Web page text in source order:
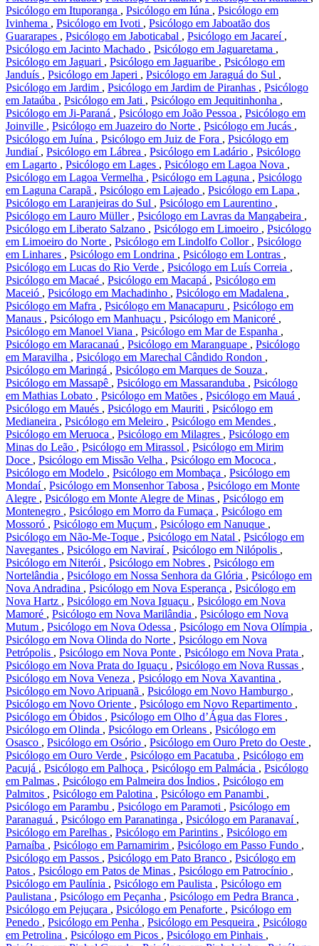
Psicólogo em Ituporanga , Psicólogo em Iúna , Psicólogo em
Ivinhema , Psicólogo em Ivoti , Psicólogo em Jaboatão dos
Guararapes , Psicólogo em Jaboticabal , Psicólogo em Jacareí ,
Psicólogo em Jacinto Machado , Psicólogo em Jaguaretama ,
Psicólogo em Jaguari , Psicólogo em Jaguaribe , Psicólogo em
Janduís , Psicólogo em Japeri , Psicólogo em Jaraguá do Sul ,
Psicólogo em Jardim , Psicólogo em Jardim de Piranhas , Psicólogo
em Jataúba , Psicólogo em Jati , Psicólogo em Jequitinhonha ,
Psicólogo em Ji-Paraná , Psicólogo em João Pessoa , Psicólogo em
Joinville , Psicólogo em Juazeiro do Norte , Psicólogo em Jucás ,
Psicólogo em Juína , Psicólogo em Juiz de Fora , Psicólogo em
Jundiaí , Psicólogo em Lábrea , Psicólogo em Ladário , Psicólogo
em Lagarto , Psicólogo em Lages , Psicólogo em Lagoa Nova ,
Psicólogo em Lagoa Vermelha , Psicólogo em Laguna , Psicólogo
em Laguna Carapã , Psicólogo em Lajeado , Psicólogo em Lapa ,
Psicólogo em Laranjeiras do Sul , Psicólogo em Laurentino ,
Psicólogo em Lauro Müller , Psicólogo em Lavras da Mangabeira ,
Psicólogo em Liberato Salzano , Psicólogo em Limoeiro , Psicólogo
em Limoeiro do Norte , Psicólogo em Lindolfo Collor , Psicólogo
em Linhares , Psicólogo em Londrina , Psicólogo em Lontras ,
Psicólogo em Lucas do Rio Verde , Psicólogo em Luís Correia ,
Psicólogo em Macaé , Psicólogo em Macapá , Psicólogo em
Maceió , Psicólogo em Machadinho , Psicólogo em Madalena ,
Psicólogo em Mafra , Psicólogo em Manacapuru , Psicólogo em
Manaus , Psicólogo em Manhuaçu , Psicólogo em Manicoré ,
Psicólogo em Manoel Viana , Psicólogo em Mar de Espanha ,
Psicólogo em Maracanaú , Psicólogo em Maranguape , Psicólogo
em Maravilha , Psicólogo em Marechal Cândido Rondon ,
Psicólogo em Maringá , Psicólogo em Marques de Souza ,
Psicólogo em Massapê , Psicólogo em Massaranduba , Psicólogo
em Mathias Lobato , Psicólogo em Matões , Psicólogo em Mauá ,
Psicólogo em Maués , Psicólogo em Mauriti , Psicólogo em
Medianeira , Psicólogo em Meleiro , Psicólogo em Mendes ,
Psicólogo em Meruoca , Psicólogo em Milagres , Psicólogo em
Minas do Leão , Psicólogo em Mirassol , Psicólogo em Mirim
Doce , Psicólogo em Missão Velha , Psicólogo em Mococa ,
Psicólogo em Modelo , Psicólogo em Mombaça , Psicólogo em
Mondaí , Psicólogo em Monsenhor Tabosa , Psicólogo em Monte
Alegre , Psicólogo em Monte Alegre de Minas , Psicólogo em
Montenegro , Psicólogo em Morro da Fumaça , Psicólogo em
Mossoró , Psicólogo em Muçum , Psicólogo em Nanuque ,
Psicólogo em Não-Me-Toque , Psicólogo em Natal , Psicólogo em
Navegantes , Psicólogo em Naviraí , Psicólogo em Nilópolis ,
Psicólogo em Niterói , Psicólogo em Nobres , Psicólogo em
Nortelândia , Psicólogo em Nossa Senhora da Glória , Psicólogo em
Nova Andradina , Psicólogo em Nova Esperança , Psicólogo em
Nova Hartz , Psicólogo em Nova Iguaçu , Psicólogo em Nova
Mamoré , Psicólogo em Nova Marilândia , Psicólogo em Nova
Mutum , Psicólogo em Nova Odessa , Psicólogo em Nova Olímpia ,
Psicólogo em Nova Olinda do Norte , Psicólogo em Nova
Petrópolis , Psicólogo em Nova Ponte , Psicólogo em Nova Prata ,
Psicólogo em Nova Prata do Iguaçu , Psicólogo em Nova Russas ,
Psicólogo em Nova Veneza , Psicólogo em Nova Xavantina ,
Psicólogo em Novo Aripuanã , Psicólogo em Novo Hamburgo ,
Psicólogo em Novo Oriente , Psicólogo em Novo Repartimento ,
Psicólogo em Óbidos , Psicólogo em Olho d’Água das Flores ,
Psicólogo em Olinda , Psicólogo em Orleans , Psicólogo em
Osasco , Psicólogo em Osório , Psicólogo em Ouro Preto do Oeste ,
Psicólogo em Ouro Verde , Psicólogo em Pacatuba , Psicólogo em
Pacujá , Psicólogo em Palhoça , Psicólogo em Palmácia , Psicólogo
em Palmas , Psicólogo em Palmeira dos Índios , Psicólogo em
Palmitos , Psicólogo em Palotina , Psicólogo em Panambi ,
Psicólogo em Parambu , Psicólogo em Paramoti , Psicólogo em
Paranaguá , Psicólogo em Paranatinga , Psicólogo em Paranavaí ,
Psicólogo em Parelhas , Psicólogo em Parintins , Psicólogo em
Parnaíba , Psicólogo em Parnamirim , Psicólogo em Passo Fundo ,
Psicólogo em Passos , Psicólogo em Pato Branco , Psicólogo em
Patos , Psicólogo em Patos de Minas , Psicólogo em Patrocínio ,
Psicólogo em Paulínia , Psicólogo em Paulista , Psicólogo em
Paulistana , Psicólogo em Peçanha , Psicólogo em Pedra Branca ,
Psicólogo em Pejuçara , Psicólogo em Penaforte , Psicólogo em
Penedo , Psicólogo em Penha , Psicólogo em Pesqueira , Psicólogo
em Petrolina , Psicólogo em Picos , Psicólogo em Pinhais ,